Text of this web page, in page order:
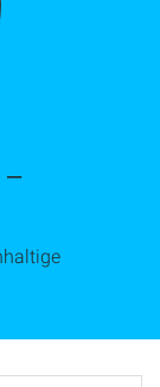
–